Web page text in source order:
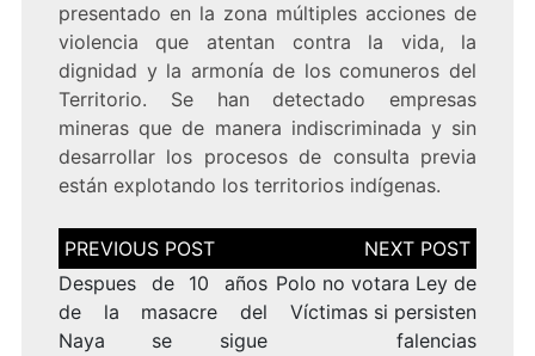
presentado en la zona múltiples acciones de
violencia que atentan contra la vida, la
dignidad y la armonía de los comuneros del
Territorio. Se han detectado empresas
mineras que de manera indiscriminada y sin
desarrollar los procesos de consulta previa
están explotando los territorios indígenas.
Navegación
de
entradas
Despues de 10 años
de la masacre del
Naya se sigue
Polo no votara Ley de
Víctimas si persisten
falencias